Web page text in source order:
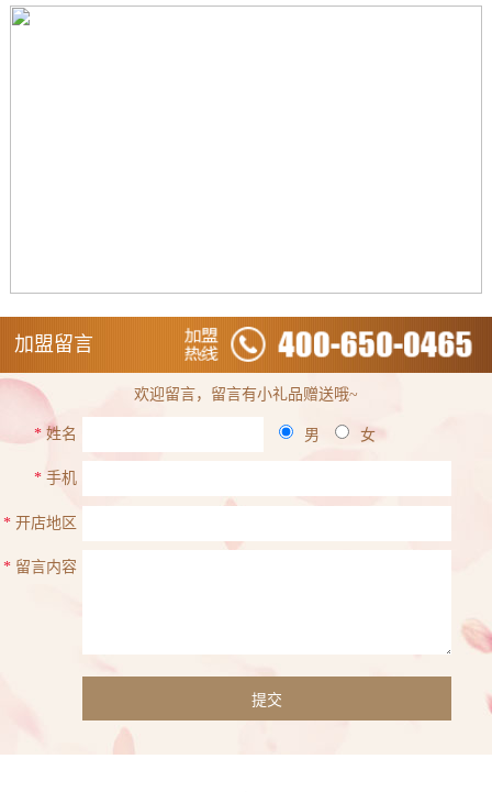
加盟留言
欢迎留言，留言有小礼品赠送哦~
* 姓名 男 女
* 手机
* 开店地区
* 留言内容